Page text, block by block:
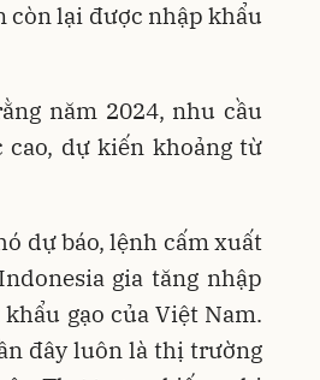
còn lại được nhập khẩu
năm 2024, nhu cầu
cao, dự kiến khoảng từ
dự báo, lệnh cấm xuất
gia tăng nhập
gạo của Việt Nam.
đây luôn là thị trường